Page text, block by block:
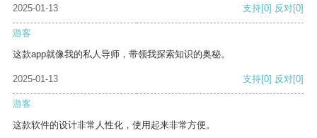
2025-01-13
支持[0] 反对[0]
游客
这款app就像我的私人导师，带领我探索知识的奥秘。
2025-01-13 支持[0] 反对[0]
游客
这款软件的设计非常人性化，使用起来非常方便。